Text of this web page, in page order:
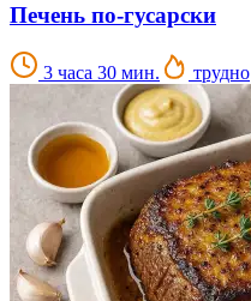
Печень по-гусарски
3 часа 30 мин. трудно